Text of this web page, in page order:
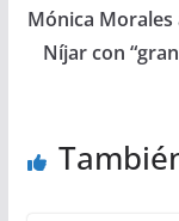
Mónica Morales
Níjar con